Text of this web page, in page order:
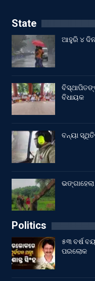
State
ଆହୁରି ୪ ଦିନ
ବିଧାୟକ
ବନ୍ୟା
Politics
୫୩ ବର୍ଷ
ପରଲୋକ